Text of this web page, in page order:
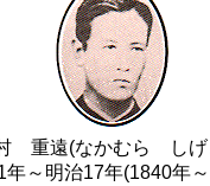
重遠(なかむら しげ
年～明治17年(1840年